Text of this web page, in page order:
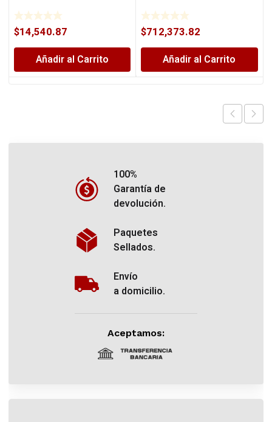
$14,540.87
Añadir al Carrito
$712,373.82
Añadir al Carrito
100%
Garantía de
devolución.
Paquetes
Sellados.
Envío
a domicilio.
Aceptamos: